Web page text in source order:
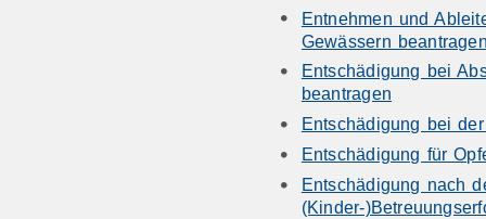
Entnehmen und
Gewässern
Entschädigung bei
beantragen
Entschädigung bei
Entschädigung für
Entschädigung nach
(Kinder-